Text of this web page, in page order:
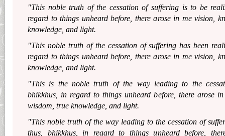
"This noble truth of the cessation of suffering is to be
regard to things unheard before, there arose in me vision,
knowledge, and light.
"This noble truth of the cessation of suffering has been
regard to things unheard before, there arose in me vision,
knowledge, and light.
"This is the noble truth of the way leading to the
bhikkhus, in regard to things unheard before, there arose
wisdom, true knowledge, and light.
"This noble truth of the way leading to the cessation of
thus, bhikkhus, in regard to things unheard before,